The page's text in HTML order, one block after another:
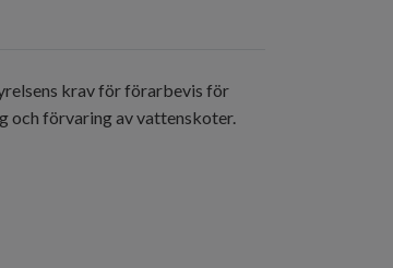
krav för förarbevis för
och förvaring av vattenskoter.